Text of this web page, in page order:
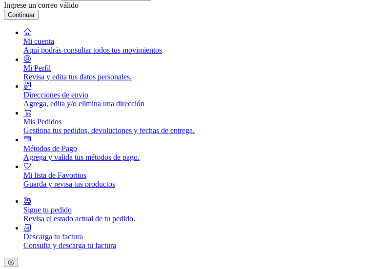
Ingrese un correo válido
Continuar
Mi cuenta
Aquí podrás consultar todos tus movimientos
Mi Perfil
Revisa y edita tus datos personales.
Direcciones de envio
Agrega, edita y/o elimina una dirección
Mis Pedidos
Gestiona tus pedidos, devoluciones y fechas de entrega.
Métodos de Pago
Agrega y valida tus métodos de pago.
Mi lista de Favoritos
Guarda y revisa tus productos
Sigue tu pedido
Revisa el estado actual de tu pedido.
Descarga tu factura
Consulta y descarga tu factura